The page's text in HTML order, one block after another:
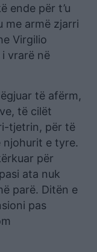
ende për t’u
me armë zjarri
Virgilio
vrarë në
të afërm,
të cilët
tjetrin, për të
e tyre.
për
ata nuk
parë. Ditën e
pas